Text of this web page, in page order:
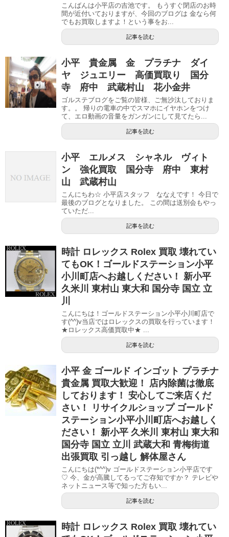
こんばんは小平店の吉池です。 もうすぐ閉店のお時
間が近付いておりますが、今回のブログは 金なら何
でもお買取しますよ！という事をお...
記事を読む
小平 貴金属 金 プラチナ ダイ
ヤ ジュエリー 高価買取り 国分
寺 府中 武蔵村山 花小金井
ゴルステブログをご覧の皆様、ご無沙汰しておりま
す。。 帰りの電車の中でスマホにイヤホンをつけ
て、エロ動画の音量をガンガンにして見てたら...
記事を読む
小平 エルメス シャネル ヴィト
ン 強化買取 国分寺 府中 東村
山 武蔵村山
こんにちわ☆ 小平店スタッフ ななえです！ 今日で
最後のブログとなりました。 この間は送別会もやっ
ていただ...
記事を読む
時計 ロレックス Rolex 買取 壊れてい
てもOK！ゴールドステーション小平
小川町店へお越しください！ 新小平
久米川 東村山 東大和 国分寺 国立 立
川
こんにちは！ゴールドステーション小平小川町店で
す(^^)v当店ではロレックスの買取を行っています！
★ロレックス高価買取中★ ...
記事を読む
小平 金 ゴールド インゴット プラチナ
貴金属 買取大歓迎！ 店内除菌は徹底
しております！ 安心してご来店くだ
さい！ リサイクルショップ ゴールド
ステーション小平小川町店へお越しく
ださい！ 新小平 久米川 東村山 東大和
国分寺 国立 立川 武蔵大和 青梅街道
出張買取 引っ越し 解体屋さん
こんにちは(*^^)v ゴールドステーション小平店です
♡ 今、金が高騰してるってご存知ですか？ テレビや
ネットニュース等で知った方もい...
記事を読む
時計 ロレックス Rolex 買取 壊れてい